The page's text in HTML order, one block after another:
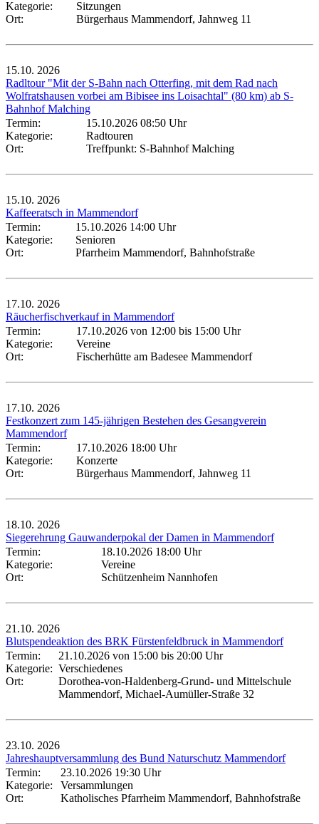
Kategorie:
Sitzungen
Ort:
Bürgerhaus Mammendorf, Jahnweg 11
15.10. 2026
Radltour "Mit der S-Bahn nach Otterfing, mit dem Rad nach
Wolfratshausen vorbei am Bibisee ins Loisachtal" (80 km) ab S-
Bahnhof Malching
Termin:
15.10.2026 08:50 Uhr
Kategorie:
Radtouren
Ort:
Treffpunkt: S-Bahnhof Malching
15.10. 2026
Kaffeeratsch in Mammendorf
Termin:
15.10.2026 14:00 Uhr
Kategorie:
Senioren
Ort:
Pfarrheim Mammendorf, Bahnhofstraße
17.10. 2026
Räucherfischverkauf in Mammendorf
Termin:
17.10.2026 von 12:00 bis 15:00 Uhr
Kategorie:
Vereine
Ort:
Fischerhütte am Badesee Mammendorf
17.10. 2026
Festkonzert zum 145-jährigen Bestehen des Gesangverein
Mammendorf
Termin:
17.10.2026 18:00 Uhr
Kategorie:
Konzerte
Ort:
Bürgerhaus Mammendorf, Jahnweg 11
18.10. 2026
Siegerehrung Gauwanderpokal der Damen in Mammendorf
Termin:
18.10.2026 18:00 Uhr
Kategorie:
Vereine
Ort:
Schützenheim Nannhofen
21.10. 2026
Blutspendeaktion des BRK Fürstenfeldbruck in Mammendorf
Termin:
21.10.2026 von 15:00 bis 20:00 Uhr
Kategorie: Verschiedenes
Ort:
Dorothea-von-Haldenberg-Grund- und Mittelschule
Mammendorf, Michael-Aumüller-Straße 32
23.10. 2026
Jahreshauptversammlung des Bund Naturschutz Mammendorf
Termin:
23.10.2026 19:30 Uhr
Kategorie:
Versammlungen
Ort:
Katholisches Pfarrheim Mammendorf, Bahnhofstraße